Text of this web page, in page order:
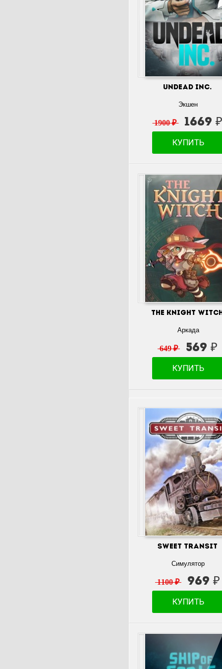
Undead Inc.
Экшен
1900 ₽ 1669
КУПИТЬ
The Knight
Аркада
649 ₽ 569 ₽
КУПИТЬ
Sweet Transit
Симулятор
1100 ₽ 969 ₽
КУПИТЬ